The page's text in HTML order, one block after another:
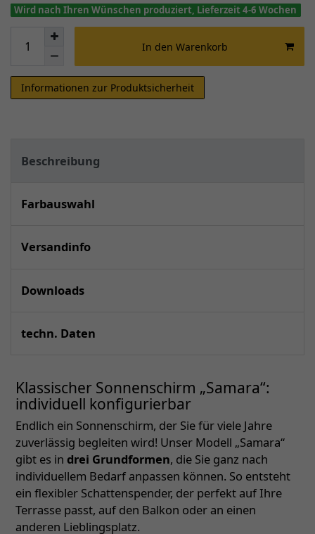
Wird nach Ihren Wünschen produziert, Lieferzeit 4-6 Wochen
In den Warenkorb
Informationen zur Produktsicherheit
Beschreibung
Farbauswahl
Versandinfo
Downloads
techn. Daten
Klassischer Sonnenschirm „Samara“:
individuell konfigurierbar
Endlich ein Sonnenschirm, der Sie für viele Jahre
zuverlässig begleiten wird! Unser Modell „Samara“
gibt es in drei Grundformen, die Sie ganz nach
individuellem Bedarf anpassen können. So entsteht
ein flexibler Schattenspender, der perfekt auf Ihre
Terrasse passt, auf den Balkon oder an einen
anderen Lieblingsplatz.